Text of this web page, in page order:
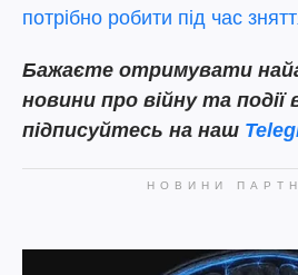
потрібно робити під час
Бажаєте отримувати
новини про війну та події
підписуйтесь на наш